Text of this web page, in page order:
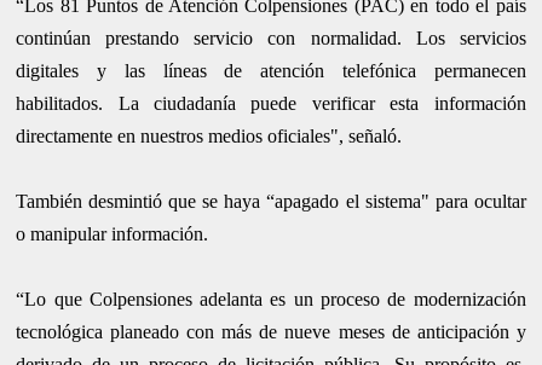
“Los 81 Puntos de Atención Colpensiones (PAC) en todo el país
continúan prestando servicio con normalidad. Los servicios
digitales y las líneas de atención telefónica permanecen
habilitados. La ciudadanía puede verificar esta información
directamente en nuestros medios oficiales", señaló.
También desmintió que se haya “apagado el sistema" para ocultar
o manipular información.
“Lo que Colpensiones adelanta es un proceso de modernización
tecnológica planeado con más de nueve meses de anticipación y